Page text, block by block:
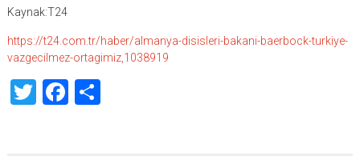
Kaynak:T24
https://t24.com.tr/haber/almanya-disisleri-bakani-baerbock-turkiye-
vazgecilmez-ortagimiz,1038919
TwitterFacebook
Share